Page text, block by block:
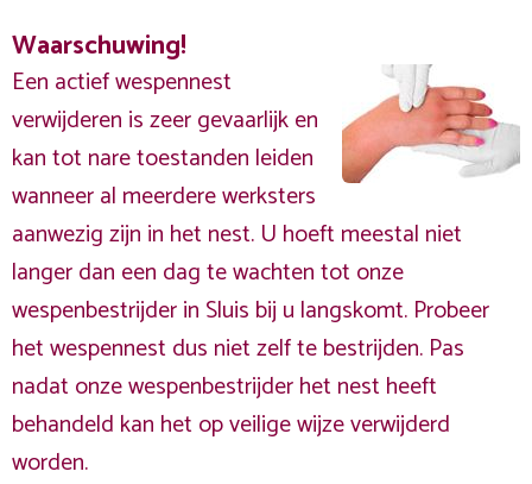
Waarschuwing!
Een actief wespennest
verwijderen is zeer gevaarlijk en
kan tot nare toestanden leiden
wanneer al meerdere werksters
aanwezig zijn in het nest. U hoeft meestal niet
langer dan een dag te wachten tot onze
wespenbestrijder in Sluis bij u langskomt. Probeer
het wespennest dus niet zelf te bestrijden. Pas
nadat onze wespenbestrijder het nest heeft
behandeld kan het op veilige wijze verwijderd
worden.